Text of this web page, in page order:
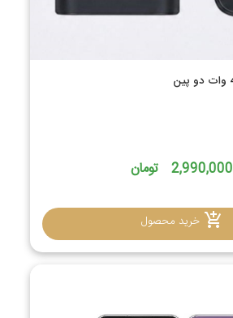
2,990,000 تومان
خرید محصول